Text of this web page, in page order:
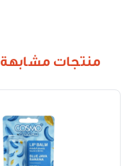
منتجات مشابهة